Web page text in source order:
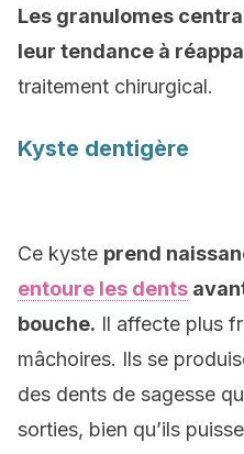
Les granulomes
leur tendance à
traitement chirurgical.
Kyste dentigère
Ce kyste prend
entoure les dents
bouche. Il affecte plus
mâchoires. Ils se
des dents de sagesse
sorties, bien qu’ils